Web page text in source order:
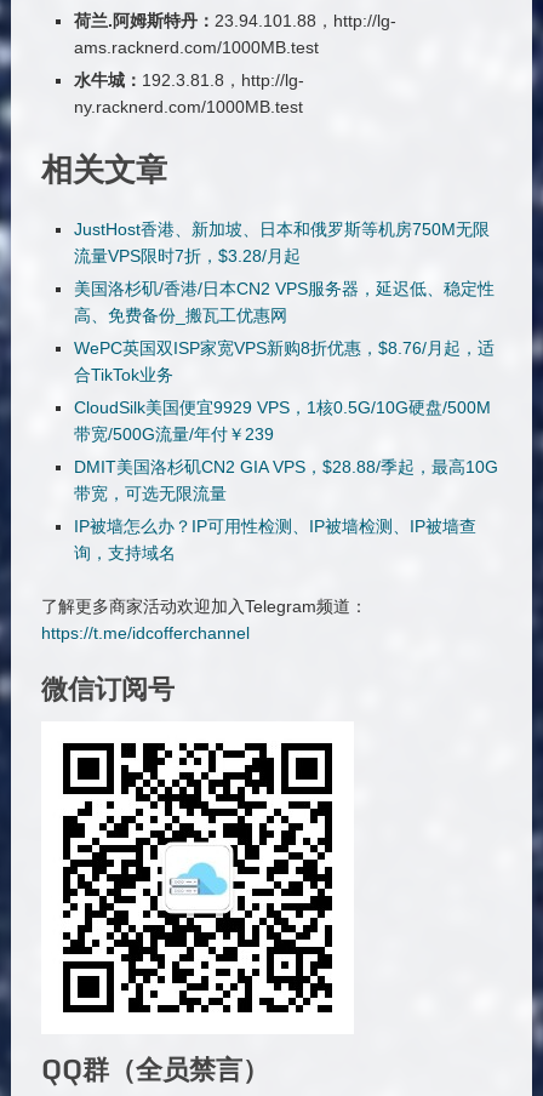
荷兰.阿姆斯特丹： 23.94.101.88，http://lg-
ams.racknerd.com/1000MB.test
水牛城： 192.3.81.8，http://lg-
ny.racknerd.com/1000MB.test
相关文章
JustHost香港、新加坡、日本和俄罗斯等机房750M无限
流量VPS限时7折，$3.28/月起
美国洛杉矶/香港/日本CN2 VPS服务器，延迟低、稳定性
高、免费备份_搬瓦工优惠网
WePC英国双ISP家宽VPS新购8折优惠，$8.76/月起，适
合TikTok业务
CloudSilk美国便宜9929 VPS，1核0.5G/10G硬盘/500M
带宽/500G流量/年付￥239
DMIT美国洛杉矶CN2 GIA VPS，$28.88/季起，最高10G
带宽，可选无限流量
IP被墙怎么办？IP可用性检测、IP被墙检测、IP被墙查
询，支持域名
了解更多商家活动欢迎加入Telegram频道：
https://t.me/idcofferchannel
微信订阅号
QQ群（全员禁言）